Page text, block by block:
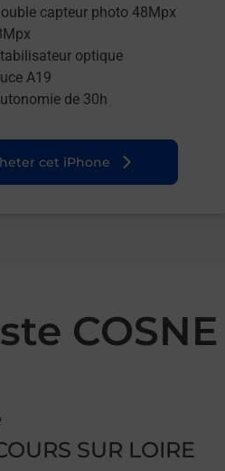
capteur photo 48Mpx
optique
A19
de 30h
cet iPhone
SUR LOIRE